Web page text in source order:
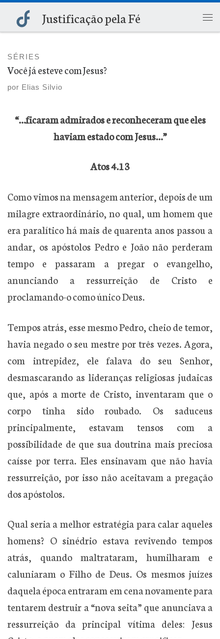
Skip to contentJustificação pela Fé
SÉRIES
Você já esteve com Jesus?
por Elias Silvio
“…ficaram admirados e reconheceram que eles
haviam estado com Jesus…”
Atos 4.13
Como vimos na mensagem anterior, depois de um
milagre extraordinário, no qual, um homem que
era paralítico há mais de quarenta anos passou a
andar, os apóstolos Pedro e João não perderam
tempo e passaram a pregar o evangelho,
anunciando a ressurreição de Cristo e
proclamando-o como único Deus.
Tempos atrás, esse mesmo Pedro, cheio de temor,
havia negado o seu mestre por três vezes. Agora,
com intrepidez, ele falava do seu Senhor,
desmascarando as lideranças religiosas judaicas
que, após a morte de Cristo, inventaram que o
corpo tinha sido roubado. Os saduceus
principalmente, estavam tensos com a
possibilidade de que sua doutrina mais preciosa
caísse por terra. Eles ensinavam que não havia
ressurreição, por isso não aceitavam a pregação
dos apóstolos.
Qual seria a melhor estratégia para calar aqueles
homens? O sinédrio estava revivendo tempos
atrás, quando maltrataram, humilharam e
caluniaram o Filho de Deus. Os mesmos juízes
daquela época entraram em cena novamente para
tentarem destruir a “nova seita” que anunciava a
ressurreição da principal vítima deles: Jesus